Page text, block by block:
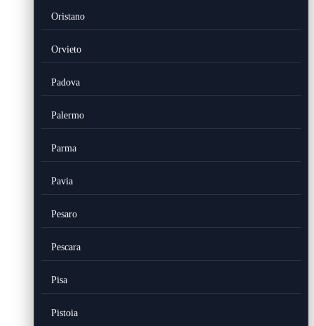
Oristano
Orvieto
Padova
Palermo
Parma
Pavia
Pesaro
Pescara
Pisa
Pistoia